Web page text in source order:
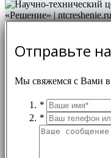
Отправьте
Мы свяжемся с Вами в
*
*